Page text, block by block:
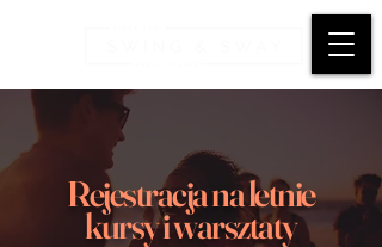
Rejestracja na letnie
kursy i warsztaty